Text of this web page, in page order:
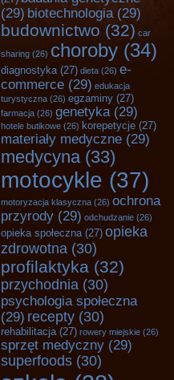
(29) biotechnologia (29)
budownictwo (32) car
sharing (26) choroby (34)
diagnostyka(27) dieta (26) e-
commerce (29) edukacja
turystyczna (26) egzaminy (27)
farmacja (26) genetyka (29)
hotele butikowe (26) korepetycje (27)
materiały medyczne (29)
medycyna(33)
motocykle (37)
motoryzacja klasyczna (26) ochrona
przyrody (29) odchudzanie (26)
opieka społeczna(27) opieka
zdrowotna (30)
profilaktyka (32)
przychodnia (30)
psychologia społeczna
(29) recepty (30)
rehabilitacja(27) rowery miejskie (26)
sprzęt medyczny (29)
superfoods (30)